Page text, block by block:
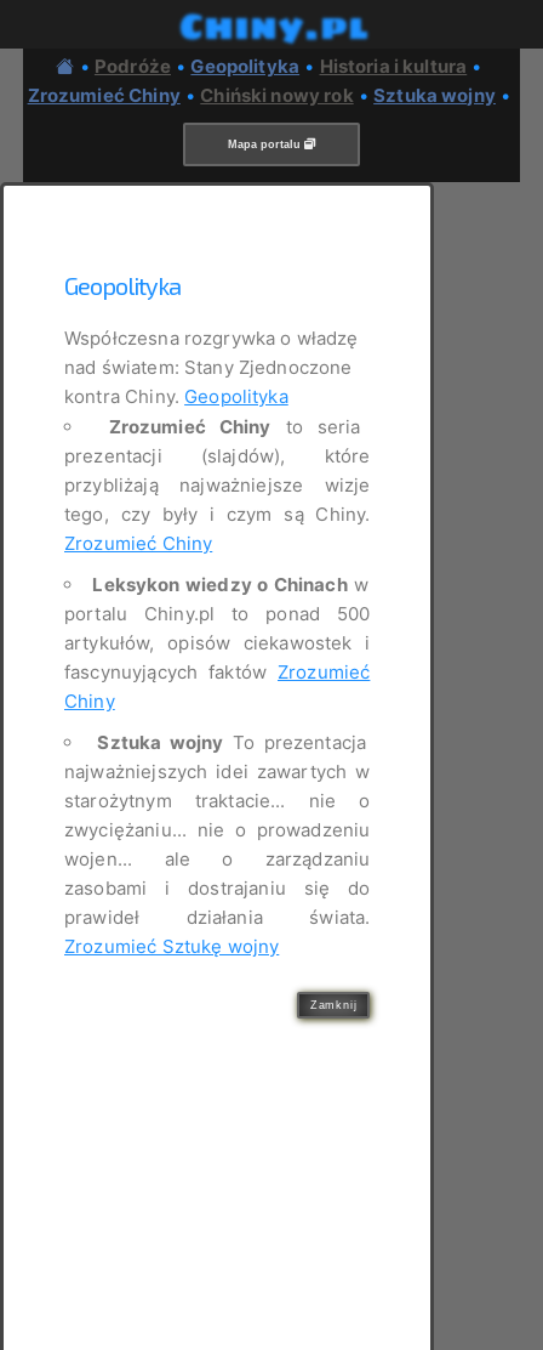
Chiny.pl
• Podróże •Geopolityka • Historia i kultura •
Zrozumieć Chiny• Chiński nowy rok •Sztuka wojny•
Mapa portalu
Geopolityka
Współczesna rozgrywka o władzę
nad światem: Stany Zjednoczone
kontra Chiny. Geopolityka
Zrozumieć Chiny to seria
prezentacji (slajdów), które
przybliżają najważniejsze wizje
tego, czy były i czym są Chiny.
Zrozumieć Chiny
Leksykon wiedzy o Chinachw
portalu Chiny.pl to ponad 500
artykułów, opisów ciekawostek i
fascynuyjących faktów Zrozumieć
Chiny
Sztuka wojny To prezentacja
najważniejszych idei zawartych w
starożytnym traktacie... nie o
zwyciężaniu... nie o prowadzeniu
wojen... ale o zarządzaniu
zasobami i dostrajaniu się do
prawideł działania świata.
Zrozumieć Sztukę wojny
Zamknij